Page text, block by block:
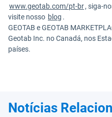
www.geotab.com/pt-br, siga-
visite nosso blog .
GEOTAB e GEOTAB
Geotab Inc. no Canadá, nos
países.
Notícias